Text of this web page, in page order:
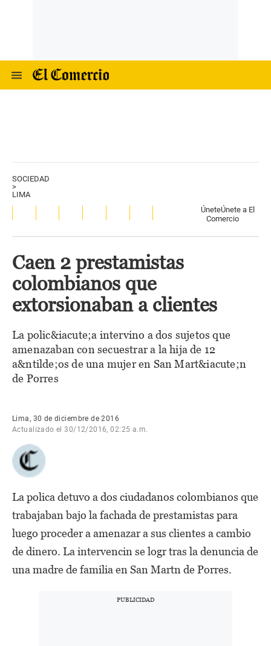
SOCIEDAD
>
LIMA
ÚneteÚnete a El
Comercio
Caen 2 prestamistas
colombianos que
extorsionaban a clientes
La polic&iacute;a intervino a dos sujetos que
amenazaban con secuestrar a la hija de 12
a&ntilde;os de una mujer en San Mart&iacute;n
de Porres
Lima, 30 de diciembre de 2016
Actualizado el 30/12/2016, 02:25 a.m.
La polica detuvo a dos ciudadanos colombianos que
trabajaban bajo la fachada de prestamistas para
luego proceder a amenazar a sus clientes a cambio
de dinero. La intervencin se logr tras la denuncia de
una madre de familia en San Martn de Porres.